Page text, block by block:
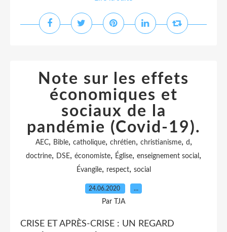
Note sur les effets
économiques et
sociaux de la
pandémie (Covid-19).
AEC, Bible, catholique, chrétien, christianisme, d ,
doctrine, DSE, économiste, Église, enseignement social ,
Évangile, respect, social
24.06.2020 …
Par TJA
CRISE ET APRÈS-CRISE : UN REGARD